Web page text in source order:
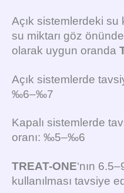
Açık sistemlerdeki su
su miktarı göz
olarak uygun oranda
Açık sistemlerde
‰6–‰7
Kapalı sistemlerde
oranı: ‰5–‰6
TREAT-ONE‘nın
kullanılması tavsiye